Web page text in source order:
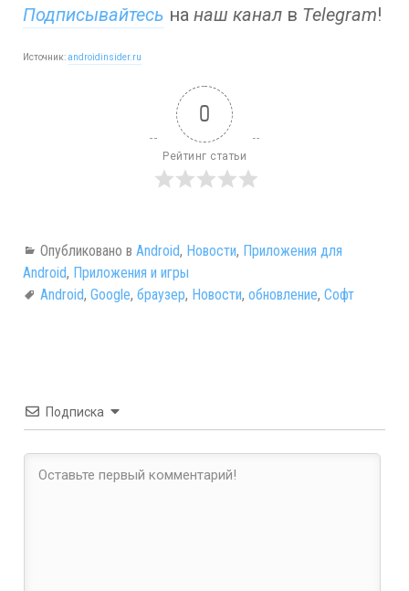
Подписывайтесь на наш канал в Telegram!
Источник:androidinsider.ru
0
Рейтинг статьи
Опубликовано в Android, Новости, Приложения для
Android, Приложения и игры
Android, Google, браузер, Новости, обновление, Софт
Подписка